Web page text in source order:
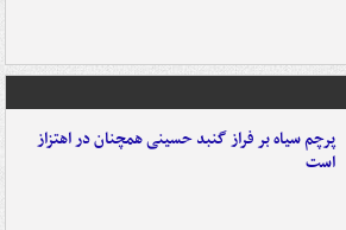
پرچم سیاه بر فراز گنبد حسینی همچنان در اهتزاز
است